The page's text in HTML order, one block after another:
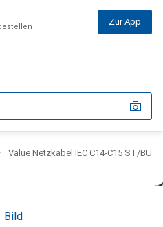
Zur App
Value Netzkabel IEC C14-C15 ST/BU
Bild